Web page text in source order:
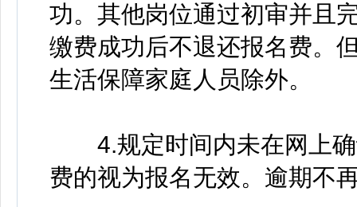
功。其他岗位通过初审并且
缴费成功后不退还报名费。
生活保障家庭人员除外。
4.规定时间内未在网上确
费的视为报名无效。逾期不